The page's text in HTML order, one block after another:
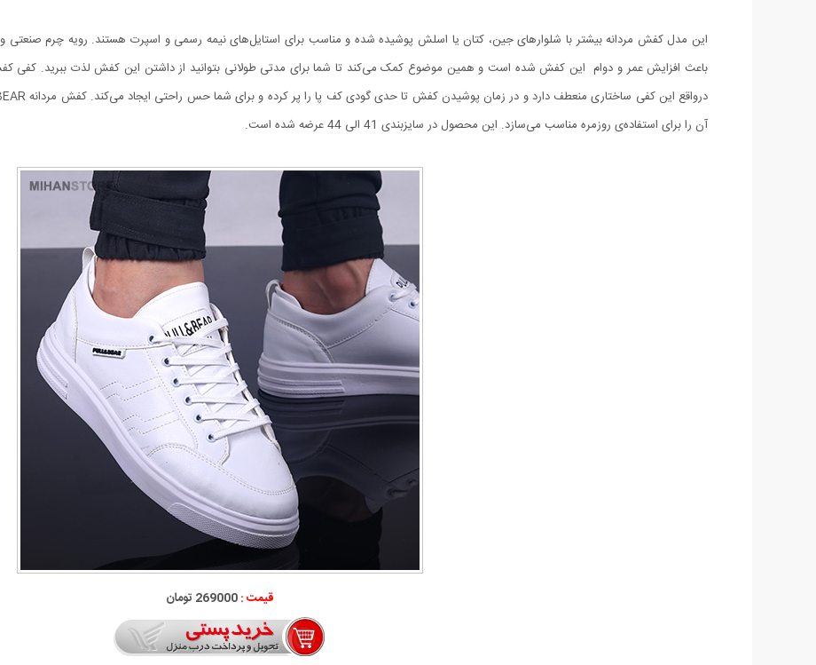
این مدل کفش مردانه بیشتر با شلوارهای جین، کتان یا اسلش پوشیده شده و مناسب برای استایل‌های نیمه رسمی و اسپرت هستند. رویه چرم صنعتی
باعث افزایش عمر و دوام این کفش شده است و همین موضوع کمک می‌کند تا شما برای مدتی طولانی بتوانید از داشتن این کفش لذت ببرید. کفی کفش
آن را برای استفاده‌ی روزمره مناسب می‌سازد. این محصول در سایزبندی 41 الی 44 عرضه شده است.
قیمت :269000 تومان